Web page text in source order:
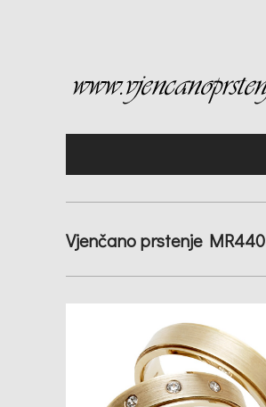
Vjenčano prstenje MR440